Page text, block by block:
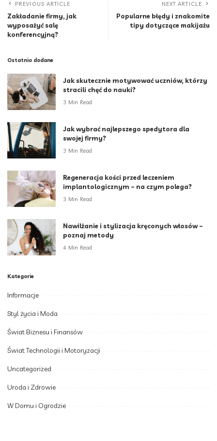
PREVIOUS ARTICLE
Zakładanie firmy, jak
wyposażyć salę
konferencyjną?
NEXT ARTICLE
Popularne błędy i znakomite
tipy dotyczące makijażu
Ostatnio dodane
Jak skutecznie motywować uczniów, którzy
stracili chęć do nauki?
3 Min Read
Jak wybrać najlepszego spedytora dla
swojej firmy?
3 Min Read
Regeneracja kości przed leczeniem
implantologicznym – na czym polega?
3 Min Read
Nawilżanie i stylizacja kręconych włosów –
poznaj metody
4 Min Read
Kategorie
Informacje
Styl życia i Moda
Świat Biznesu i Finansów
Świat Technologii i Motoryzacji
Uncategorized
Uroda i Zdrowie
W Domu i Ogrodzie